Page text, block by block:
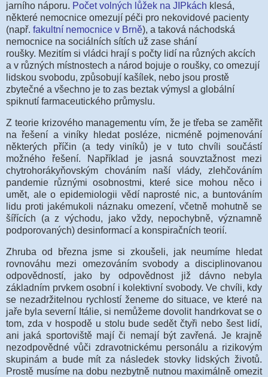
jarního náporu. Počet volných lůžek na JIPkách klesá,
některé nemocnice omezují péči pro nekovidové pacienty
(např. fakultní nemocnice v Brně), a taková náchodská
nemocnice na sociálních sítích už zase shání
roušky. Mezitím si vládci hrají s počty lidí na různých akcích
a v různých místnostech a národ bojuje o roušky, co omezují
lidskou svobodu, způsobují kašílek, nebo jsou prostě
zbytečné a všechno je to zas beztak výmysl a globální
spiknutí farmaceutického průmyslu.
Z teorie krizového managementu vím, že je třeba se zaměřit
na řešení a viníky hledat posléze, nicméně pojmenování
některých příčin (a tedy viníků) je v tuto chvíli součástí
možného řešení. Například je jasná souvztažnost mezi
chytrohorákyňovským chováním naší vlády, zlehčováním
pandemie různými osobnostmi, které sice mohou něco i
umět, ale o epidemiologii vědí naprosté nic, a buntováním
lidu proti jakémukoli náznaku omezení, včetně mohutně se
šířících (a z východu, jako vždy, nepochybně, významně
podporovaných) desinformací a konspiračních teorií.
Zhruba od března jsme si zkoušeli, jak neumíme hledat
rovnováhu mezi omezováním svobody a disciplinovanou
odpovědností, jako by odpovědnost již dávno nebyla
základním prvkem osobní i kolektivní svobody. Ve chvíli, kdy
se nezadržitelnou rychlostí ženeme do situace, ve které na
jaře byla severní Itálie, si nemůžeme dovolit handrkovat se o
tom, zda v hospodě u stolu bude sedět čtyři nebo šest lidí,
ani jaká sportoviště mají či nemají být zavřená. Je krajně
nezodpovědné vůči zdravotnickému personálu a rizikovým
skupinám a bude mít za následek stovky lidských životů.
Prostě musíme na dobu nezbytně nutnou maximálně omezit